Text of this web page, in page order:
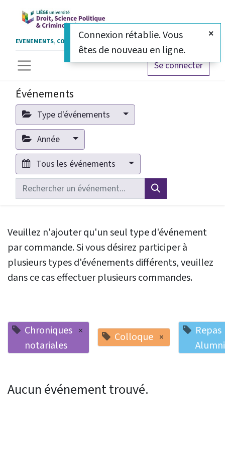
EVENEMENTS, COLLOQUES ET CERTIFICATS
Se connecter
Événements
Type d'événements
Année
Tous les événements
Veuillez n'ajouter qu'un seul type d'événement
par commande. Si vous désirez participer à
plusieurs types d'événements différents, veuillez
dans ce cas effectuer plusieurs commandes.
Chroniques
notariales
× Colloque ×
Repas
Alumni
Aucun événement trouvé.
Connexion rétablie. Vous
êtes de nouveau en ligne.